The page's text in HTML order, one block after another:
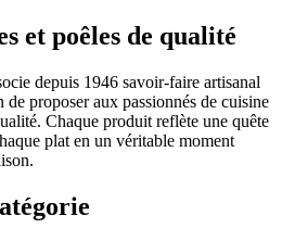
et poêles de qualité
depuis 1946 savoir-faire artisanal
proposer aux passionnés de cuisine
Chaque produit reflète une quête
plat en un véritable moment